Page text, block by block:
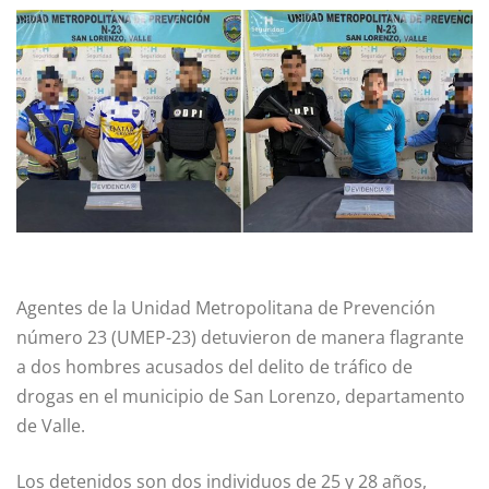
Agentes de la Unidad Metropolitana de Prevención
número 23 (UMEP-23) detuvieron de manera flagrante
a dos hombres acusados del delito de tráfico de
drogas en el municipio de San Lorenzo, departamento
de Valle.
Los detenidos son dos individuos de 25 y 28 años,